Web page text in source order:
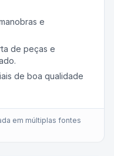
e
de peças e
de boa qualidade
em múltiplas fontes